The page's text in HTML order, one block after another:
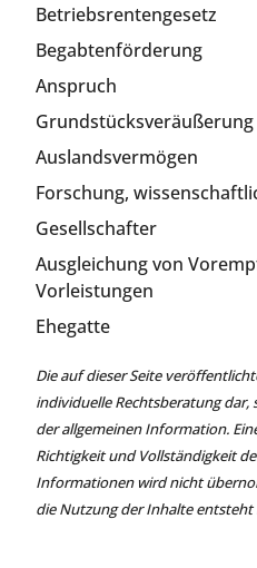
Betriebsrentengesetz
Begabtenförderung
Anspruch
Grundstücksveräußerung
Auslandsvermögen
Forschung,
Gesellschafter
Ausgleichung von
Vorleistungen
Ehegatte
Die auf dieser Seite
individuelle Rechtsberatung dar,
der allgemeinen Information.
Richtigkeit und Vollständigkeit
Informationen wird nicht
die Nutzung der Inhalte